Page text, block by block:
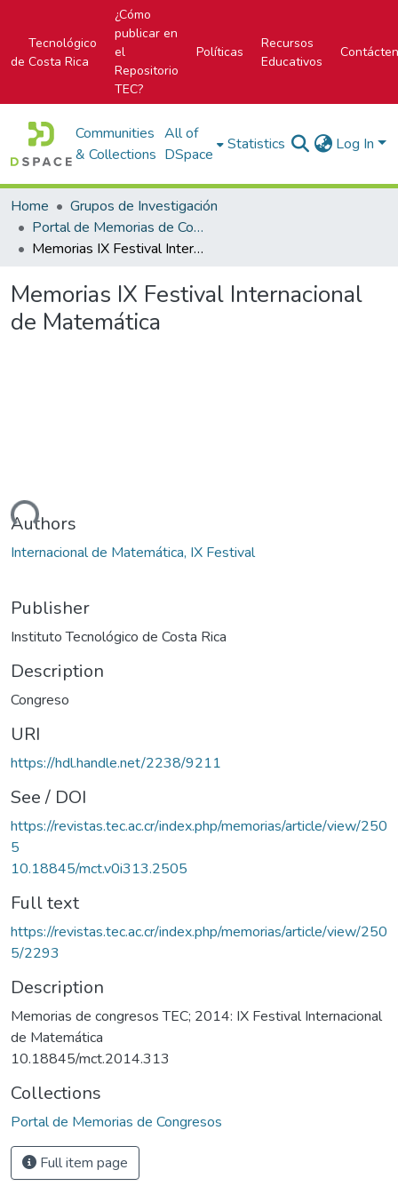
Tecnológico
de Costa Rica
¿Cómo
publicar en
el
Repositorio
TEC?
Políticas
Recursos
Educativos
Communities
& Collections
All of
DSpace
Statistics Log In
Home
Grupos de Investigación
Portal de Memorias de Congresos
Memorias IX Festival Internacional de Matemática
Memorias IX Festival Internacional
de Matemática
Authors
Internacional de Matemática, IX Festival
Publisher
Instituto Tecnológico de Costa Rica
Description
Congreso
URI
https://hdl.handle.net/2238/9211
See / DOI
https://revistas.tec.ac.cr/index.php/memorias/article/view/250
5
10.18845/mct.v0i313.2505
Full text
https://revistas.tec.ac.cr/index.php/memorias/article/view/250
5/2293
Description
Memorias de congresos TEC; 2014: IX Festival Internacional
de Matemática
10.18845/mct.2014.313
Collections
Portal de Memorias de Congresos
Full item page